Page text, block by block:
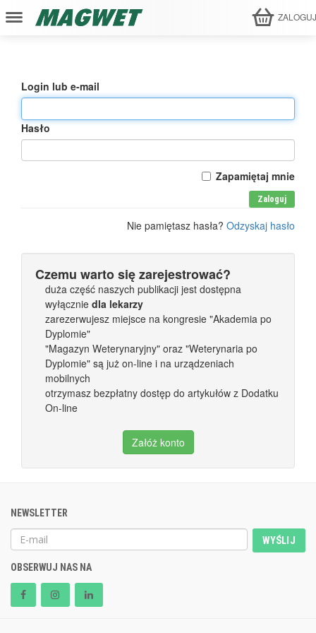
Login lub e-mail
Hasło
Zapamiętaj mnie
Zaloguj
Nie pamiętasz hasła? Odzyskaj hasło
Czemu warto się zarejestrować?
duża część naszych publikacji jest dostępna
wyłącznie dla lekarzy
zarezerwujesz miejsce na kongresie "Akademia po
Dyplomie"
"Magazyn Weterynaryjny" oraz "Weterynaria po
Dyplomie" są już on-line i na urządzeniach
mobilnych
otrzymasz bezpłatny dostęp do artykułów z Dodatku
On-line
Załóż konto
NEWSLETTER
WYŚLIJ
OBSERWUJ NAS NA